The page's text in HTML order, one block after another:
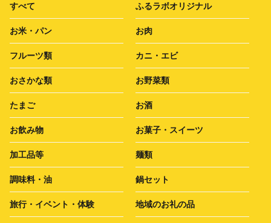
すべて ふるラボオリジナル
お米・パン お肉
フルーツ類 カニ・エビ
おさかな類 お野菜類
たまご お酒
お飲み物 お菓子・スイーツ
加工品等 麺類
調味料・油 鍋セット
旅行・イベント・体験 地域のお礼の品